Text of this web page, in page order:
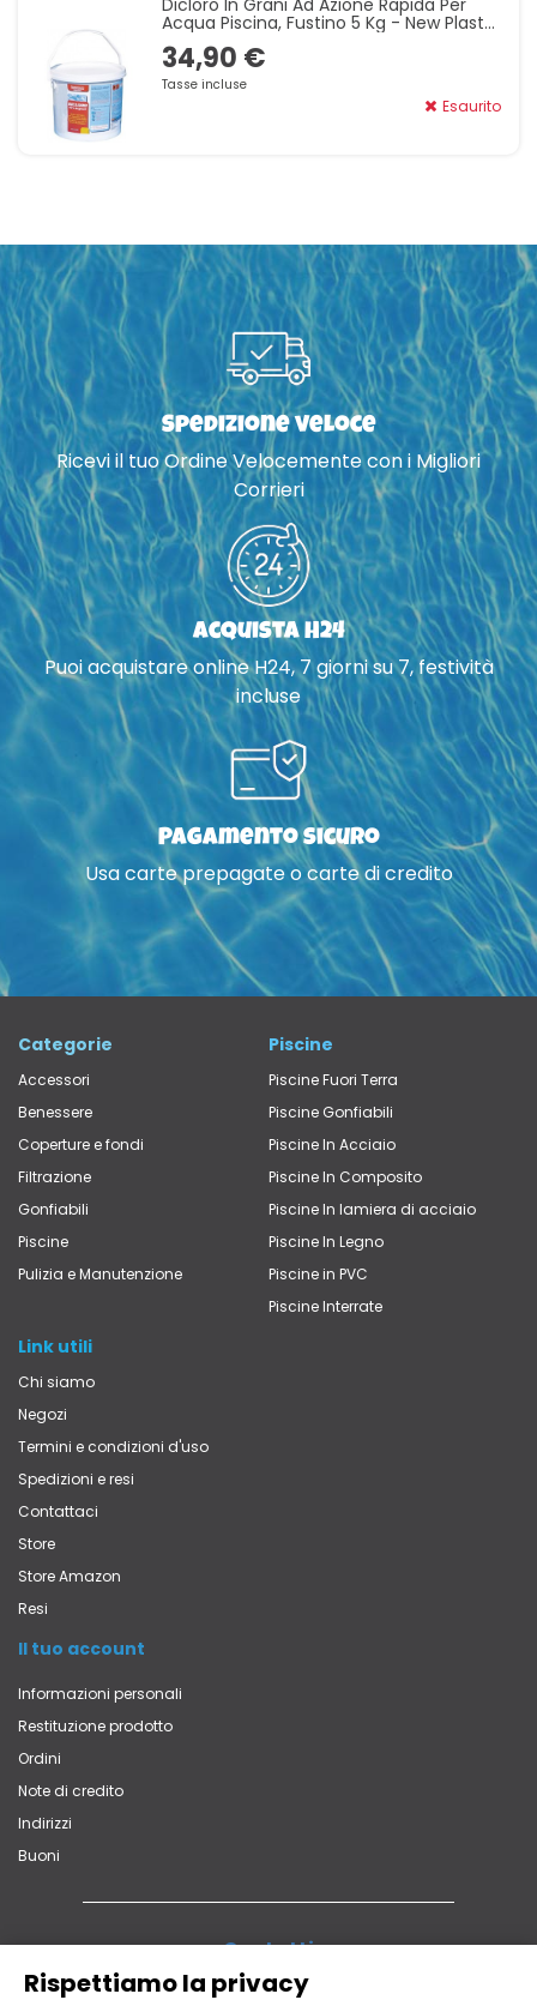
Dicloro In Grani Ad Azione Rapida Per
Acqua Piscina, Fustino 5 Kg - New Plast
3012
34,90 €
Tasse incluse
Esaurito
Spedizione veloce
Ricevi il tuo Ordine Velocemente con i Migliori
Corrieri
Acquista H24
Puoi acquistare online H24, 7 giorni su 7, festività
incluse
Pagamento sicuro
Usa carte prepagate o carte di credito
Categorie
Accessori
Benessere
Coperture e fondi
Filtrazione
Gonfiabili
Piscine
Pulizia e Manutenzione
Piscine
Piscine Fuori Terra
Piscine Gonfiabili
Piscine In Acciaio
Piscine In Composito
Piscine In lamiera di acciaio
Piscine In Legno
Piscine in PVC
Piscine Interrate
Link utili
Chi siamo
Negozi
Termini e condizioni d'uso
Spedizioni e resi
Contattaci
Store
Store Amazon
Resi
Il tuo account
Informazioni personali
Restituzione prodotto
Ordini
Note di credito
Indirizzi
Buoni
Contatti
Via Vittorio Veneto, 65 - 22060 Carugo (CO)
Rispettiamo la privacy